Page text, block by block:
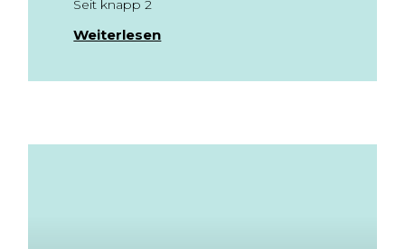
Seit knapp 2
Weiterlesen